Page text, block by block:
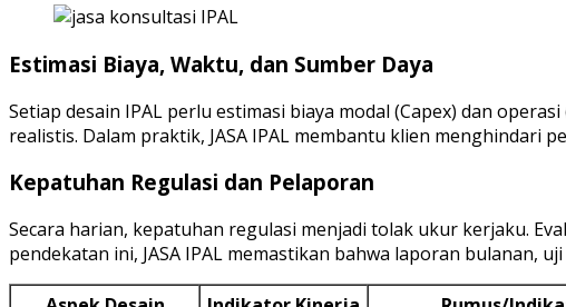
Estimasi Biaya, Waktu, dan Sumber Daya
Setiap desain IPAL perlu estimasi biaya modal (Capex) dan
realistis. Dalam praktik, JASA IPAL membantu klien
Kepatuhan Regulasi dan Pelaporan
Secara harian, kepatuhan regulasi menjadi tolak ukur kerjaku.
pendekatan ini, JASA IPAL memastikan bahwa laporan bulanan,